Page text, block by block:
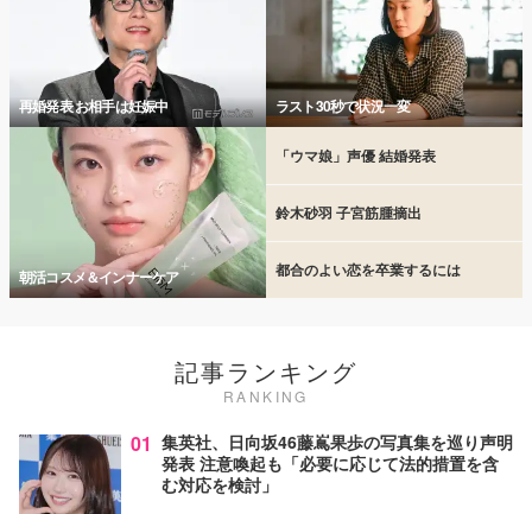
再婚発表 お相手は妊娠中 ラスト30秒で状況一変
朝活コスメ＆インナーケア
「ウマ娘」声優 結婚発表
鈴木砂羽 子宮筋腫摘出
都合のよい恋を卒業するには
記事ランキング
RANKING
01 集英社、日向坂46藤嶌果歩の写真集を巡り声明
発表 注意喚起も「必要に応じて法的措置を含
む対応を検討」